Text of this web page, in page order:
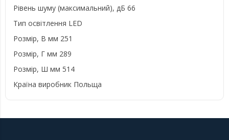
Рівень шуму (максимальний), дБ 66
Тип освітлення LED
Розмір, В мм 251
Розмір, Г мм 289
Розмір, Ш мм 514
Країна виробник Польща